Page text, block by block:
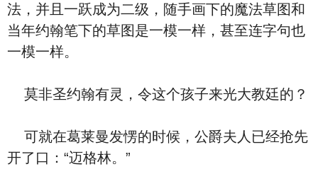
法，并且一跃成为二级，随手画下的魔法草图和
当年约翰笔下的草图是一模一样，甚至连字句也
一模一样。
莫非圣约翰有灵，令这个孩子来光大教廷的？
可就在葛莱曼发愣的时候，公爵夫人已经抢先
开了口：“迈格林。”